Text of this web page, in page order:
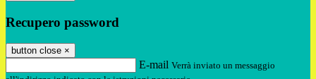
Recupero password
button close ×
E-mail Verrà inviato un messaggio